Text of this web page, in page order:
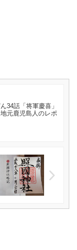
34話「将軍慶喜」
元鹿児島人のレポ